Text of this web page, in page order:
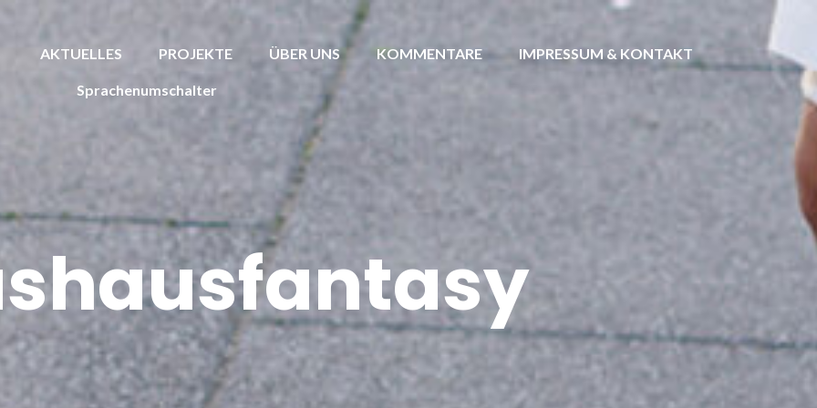
AKTUELLES PROJEKTE ÜBER UNS KOMMENTARE IMPRESSUM & KONTAKT
Sprachenumschalter